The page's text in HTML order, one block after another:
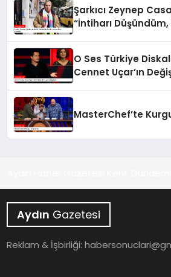
Şarkıcı Zeynep
“İntiharı
O Ses Türkiye
Cennet Uçar’ın
MasterChef’te
Aydın Gazetesi
Reklam & İşbirliği: